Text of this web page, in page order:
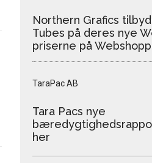
Northern Grafics
Tubes på deres nye
priserne på
TaraPac AB
Tara Pacs nye
her